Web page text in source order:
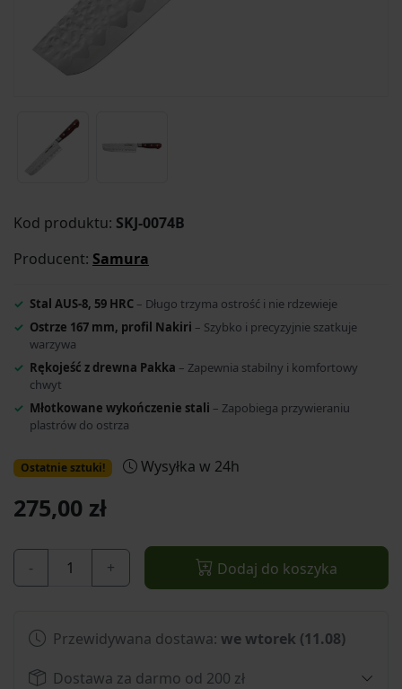
Kod produktu: SKJ-0074B
Producent: Samura
Stal AUS-8, 59 HRC – Długo trzyma ostrość i nie rdzewieje
Ostrze 167 mm, profil Nakiri – Szybko i precyzyjnie szatkuje
warzywa
Rękojeść z drewna Pakka – Zapewnia stabilny i komfortowy
chwyt
Młotkowane wykończenie stali – Zapobiega przywieraniu
plastrów do ostrza
Ostatnie sztuki! Wysyłka w 24h
275,00 zł
- + Dodaj do koszyka
Przewidywana dostawa: we wtorek (11.08)
Dostawa za darmo od 200 zł